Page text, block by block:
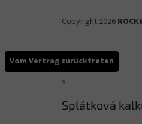
Copyright 2026
Vom Vertrag zurücktreten
×
Splátková